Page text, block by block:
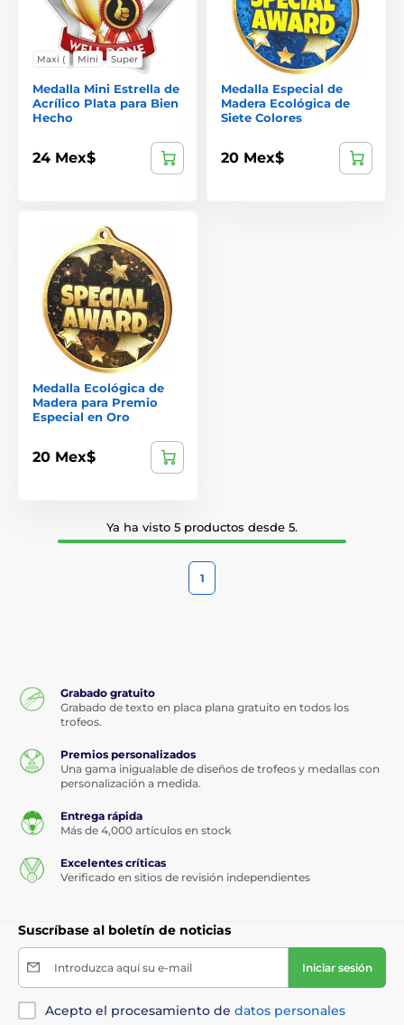
Maxi ( Mini Super
Medalla Mini Estrella de
Acrílico Plata para Bien
Hecho
24 Mex$
Medalla Especial de
Madera Ecológica de
Siete Colores
20 Mex$
Medalla Ecológica de
Madera para Premio
Especial en Oro
20 Mex$
Ya ha visto 5 productos desde 5.
1
Grabado gratuito
Grabado de texto en placa plana gratuito en todos los
trofeos.
Premios personalizados
Una gama inigualable de diseños de trofeos y medallas con
personalización a medida.
Entrega rápida
Más de 4,000 artículos en stock
Excelentes críticas
Verificado en sitios de revisión independientes
Suscríbase al boletín de noticias
Introduzca aquí su e-mail Iniciar sesión
Acepto el procesamiento de datos personales